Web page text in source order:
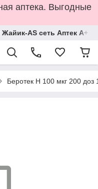
аптека. Выгодные
AS сеть Аптек А+
Беротек Н 100 мкг 200 доз